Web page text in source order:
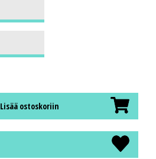
Lisää ostoskoriin